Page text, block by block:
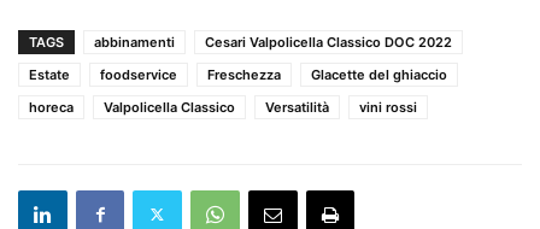
TAGS abbinamenti
Cesari Valpolicella Classico DOC 2022
Estate
foodservice Freschezza
Glacette del ghiaccio
horeca
Valpolicella Classico Versatilità vini rossi